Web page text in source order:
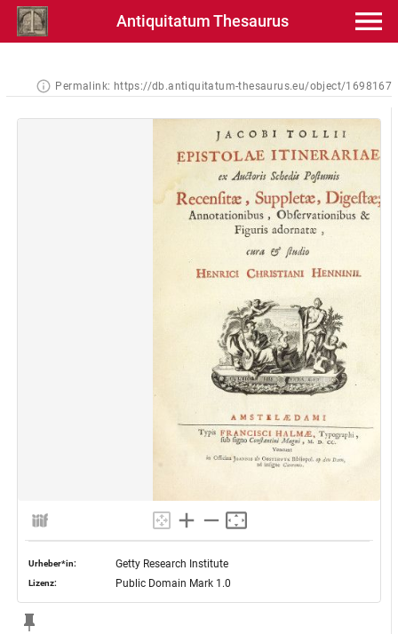
Antiquitatum Thesaurus
Permalink: https://db.antiquitatum-thesaurus.eu/object/1698167
Urheber*in: Getty Research Institute
Lizenz: Public Domain Mark 1.0